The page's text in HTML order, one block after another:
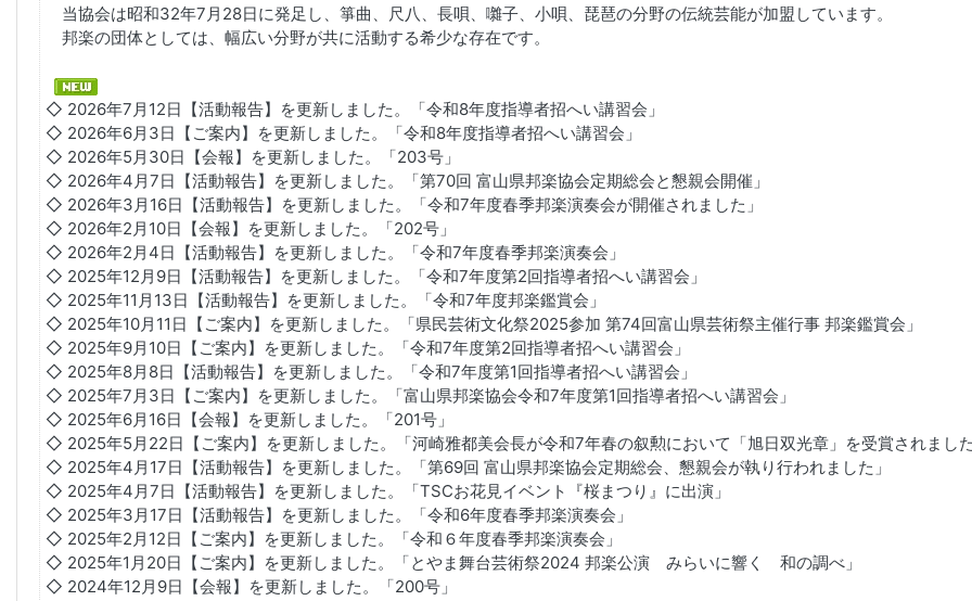
当協会は昭和32年7月28日に発足し、箏曲、尺八、長唄、囃子、小唄、琵琶の分野の伝統芸能が加盟しています。
邦楽の団体としては、幅広い分野が共に活動する希少な存在です。
◇ 2026年7月12日【活動報告】を更新しました。「令和8年度指導者招へい講習会」
◇ 2026年6月3日【ご案内】を更新しました。「令和8年度指導者招へい講習会」
◇ 2026年5月30日【会報】を更新しました。「203号」
◇ 2026年4月7日【活動報告】を更新しました。「第70回 富山県邦楽協会定期総会と懇親会開催」
◇ 2026年3月16日【活動報告】を更新しました。「令和7年度春季邦楽演奏会が開催されました」
◇ 2026年2月10日【会報】を更新しました。「202号」
◇ 2026年2月4日【活動報告】を更新しました。「令和7年度春季邦楽演奏会」
◇ 2025年12月9日【活動報告】を更新しました。「令和7年度第2回指導者招へい講習会」
◇ 2025年11月13日【活動報告】を更新しました。「令和7年度邦楽鑑賞会」
◇ 2025年10月11日【ご案内】を更新しました。「県民芸術文化祭2025参加 第74回富山県芸術祭主催行事 邦楽鑑賞会」
◇ 2025年9月10日【ご案内】を更新しました。「令和7年度第2回指導者招へい講習会」
◇ 2025年8月8日【活動報告】を更新しました。「令和7年度第1回指導者招へい講習会」
◇ 2025年7月3日【ご案内】を更新しました。「富山県邦楽協会令和7年度第1回指導者招へい講習会」
◇ 2025年6月16日【会報】を更新しました。「201号」
◇ 2025年5月22日【ご案内】を更新しました。「河崎雅都美会長が令和7年春の叙勲において「旭日双光章」を受賞されまし
◇ 2025年4月17日【活動報告】を更新しました。「第69回 富山県邦楽協会定期総会、懇親会が執り行われました」
◇ 2025年4月7日【活動報告】を更新しました。「TSCお花見イベント『桜まつり』に出演」
◇ 2025年3月17日【活動報告】を更新しました。「令和6年度春季邦楽演奏会」
◇ 2025年2月12日【ご案内】を更新しました。「令和６年度春季邦楽演奏会」
◇ 2025年1月20日【ご案内】を更新しました。「とやま舞台芸術祭2024 邦楽公演 みらいに響く 和の調べ」
◇ 2024年12月9日【会報】を更新しました。「200号」